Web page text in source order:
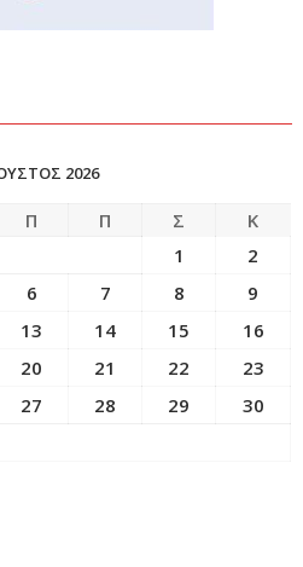
2026
Π Π Σ
Κ
1
2
6 7 8
9
13 14 15
16
20 21 22
23
27 28 29
30